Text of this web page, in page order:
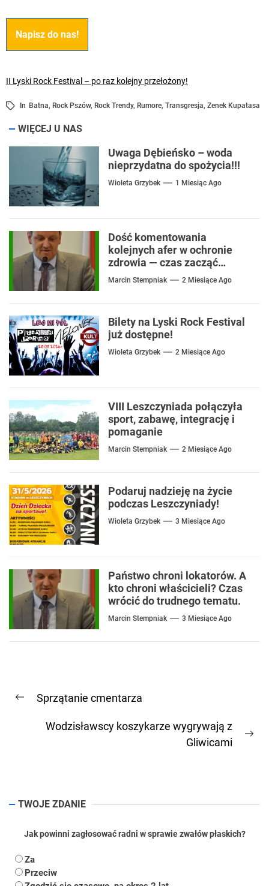
Napisz do nas!
II Lyski Rock Festival – po raz kolejny przełożony!
In Batna, Rock Pszów, Rock Trendy, Rumore, Transgresja, Zenek Kupatasa
WIĘCEJ U NAS
Uwaga Dębieńsko – woda
nieprzydatna do spożycia!!!
Wioleta Grzybek 1 Miesiąc Ago
Dość komentowania
kolejnych afer w ochronie
zdrowia — czas zacząć
mówić o rozwiązaniach
Marcin Stempniak 2 Miesiące Ago
Bilety na Lyski Rock Festival
już dostępne!
Wioleta Grzybek 2 Miesiące Ago
VIII Leszczyniada połączyła
sport, zabawę, integrację i
pomaganie
Marcin Stempniak 2 Miesiące Ago
Podaruj nadzieję na życie
podczas Leszczyniady!
Wioleta Grzybek 3 Miesiące Ago
Państwo chroni lokatorów. A
kto chroni właścicieli? Czas
wrócić do trudnego tematu.
Marcin Stempniak 3 Miesiące Ago
wpisu
Previous
Sprzątanie cmentarza
Wodzisławscy koszykarze wygrywają z
Gliwicami
TWOJE ZDANIE
Jak powinni zagłosować radni w sprawie zwałów płaskich?
Za
Przeciw